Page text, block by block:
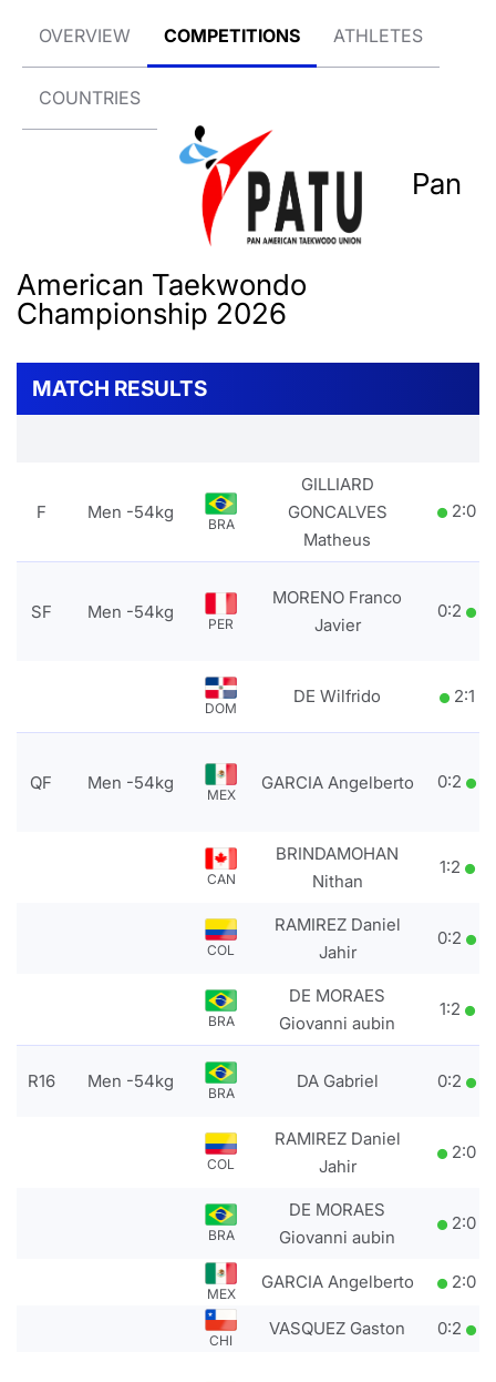
OVERVIEW COMPETITIONS ATHLETES
COUNTRIES
Pan
American Taekwondo
Championship 2026
MATCH RESULTS
F Men -54kg
BRA
GILLIARD
GONCALVES
Matheus
2:0
SF Men -54kg
PER
MORENO Franco
Javier
0:2
DOM
DE Wilfrido 2:1
QF Men -54kg
MEX
GARCIA Angelberto 0:2
CAN
BRINDAMOHAN
Nithan
1:2
COL
RAMIREZ Daniel
Jahir
0:2
BRA
DE MORAES
Giovanni aubin
1:2
R16 Men -54kg
BRA
DA Gabriel 0:2
COL
RAMIREZ Daniel
Jahir
2:0
BRA
DE MORAES
Giovanni aubin
2:0
MEX
GARCIA Angelberto 2:0
CHI
VASQUEZ Gaston 0:2